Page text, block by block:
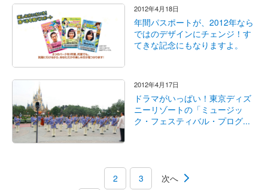
2012年4月18日
年間パスポートが、2012年なら
ではのデザインにチェンジ！す
てきな記念にもなりますよ。
2012年4月17日
ドラマがいっぱい！東京ディズ
ニーリゾートの「ミュージッ
ク・フェスティバル・プログ...
2 3 次へ